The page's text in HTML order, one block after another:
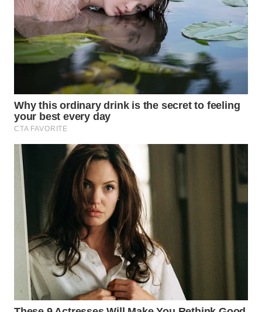
WN
PURWAKARTA
WN
WN
SEMARANG
SOLO
WN
BOROBUDUR
WN
MADURA
WN
SURABAYA